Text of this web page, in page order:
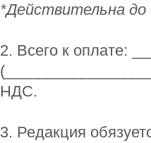
*Действительна
2. Всего к оплате:
НДС.
3. Редакция